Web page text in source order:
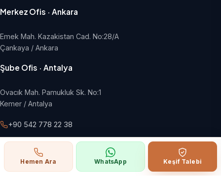
Merkez Ofis · Ankara
Emek Mah. Kazakistan Cad. No:28/A
Çankaya / Ankara
Şube Ofis · Antalya
Ovacık Mah. Pamukluk Sk. No:1
Kemer / Antalya
+90 542 778 22 38
info@hangargroup.com.tr
Pazartesi - Cuma, 09:00 - 18:00
Hemen Ara WhatsApp Keşif Talebi